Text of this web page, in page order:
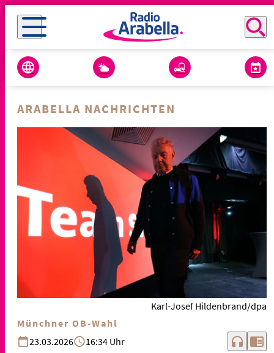
ARABELLA NACHRICHTEN
Karl-Josef Hildenbrand/dpa
Münchner OB-Wahl
23.03.2026
16:34 Uhr headphones chrome_reader_mode